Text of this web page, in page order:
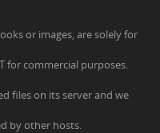
or images, are solely for
for commercial purposes.
files on its server and we
by other hosts.